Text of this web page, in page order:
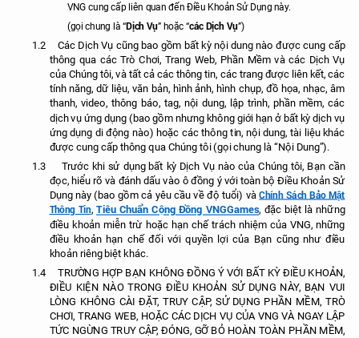
VNG cung cấp liên quan đến Điều Khoản Sử Dụng này.
(gọi chung là “Dịch Vụ” hoặc “các Dịch Vụ”)
1.2 Các Dịch Vụ cũng bao gồm bất kỳ nội dung nào được cung cấp
thông qua các Trò Chơi, Trang Web, Phần Mềm và các Dịch Vụ
của Chúng tôi, và tất cả các thông tin, các trang được liên kết, các
tính năng, dữ liệu, văn bản, hình ảnh, hình chụp, đồ họa, nhạc, âm
thanh, video, thông báo, tag, nội dung, lập trình, phần mềm, các
dịch vụ ứng dụng (bao gồm nhưng không giới hạn ở bất kỳ dịch vụ
ứng dụng di động nào) hoặc các thông tin, nội dung, tài liệu khác
được cung cấp thông qua Chúng tôi (gọi chung là “Nội Dung”).
1.3 Trước khi sử dụng bất kỳ Dịch Vụ nào của Chúng tôi, Bạn cần
đọc, hiểu rõ và đánh dấu vào ô đồng ý với toàn bộ Điều Khoản Sử
Dụng này (bao gồm cả yêu cầu về độ tuổi) vàChính Sách Bảo Mật
Thông Tin, Tiêu Chuẩn Cộng Đồng VNGGames, đặc biệt là những
điều khoản miễn trừ hoặc hạn chế trách nhiệm của VNG, những
điều khoản hạn chế đối với quyền lợi của Bạn cũng như điều
khoản riêng biệt khác.
1.4 TRƯỜNG HỢP BẠN KHÔNG ĐỒNG Ý VỚI BẤT KỲ ĐIỀU KHOẢN,
ĐIỀU KIỆN NÀO TRONG ĐIỀU KHOẢN SỬ DỤNG NÀY, BẠN VUI
LÒNG KHÔNG CÀI ĐẶT, TRUY CẬP, SỬ DỤNG PHẦN MỀM, TRÒ
CHƠI, TRANG WEB, HOẶC CÁC DỊCH VỤ CỦA VNG VÀ NGAY LẬP
TỨC NGỪNG TRUY CẬP, ĐÓNG, GỠ BỎ HOÀN TOÀN PHẦN MỀM,